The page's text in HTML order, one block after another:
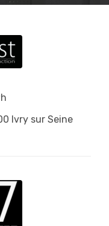
Ivry sur Seine